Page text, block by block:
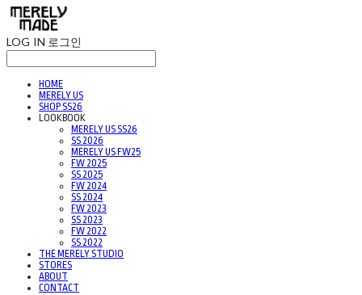
LOG IN 로그인
HOME
MERELY US
SHOP SS26
LOOKBOOK
MERELY US SS26
SS 2026
MERELY US FW25
FW 2025
SS 2025
FW 2024
SS 2024
FW 2023
SS 2023
FW 2022
SS 2022
THE MERELY STUDIO
STORES
ABOUT
CONTACT